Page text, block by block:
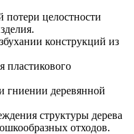
потери целостности
конструкций из
пластикового
гниении деревянной
структуры дерева
отходов.